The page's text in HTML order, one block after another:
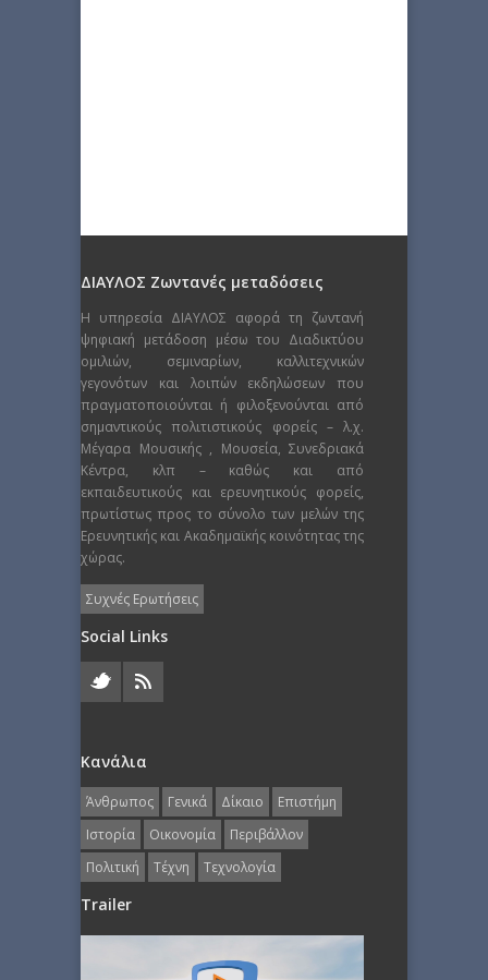
ΔΙΑΥΛΟΣ Ζωντανές μεταδόσεις
Η υπηρεσία ΔΙΑΥΛΟΣ αφορά τη ζωντανή
ψηφιακή μετάδοση μέσω του Διαδικτύου
ομιλιών, σεμιναρίων, καλλιτεχνικών
γεγονότων και λοιπών εκδηλώσεων που
πραγματοποιούνται ή φιλοξενούνται από
σημαντικούς πολιτιστικούς φορείς – λ.χ.
Μέγαρα Μουσικής , Μουσεία, Συνεδριακά
Κέντρα, κλπ – καθώς και από
εκπαιδευτικούς και ερευνητικούς φορείς,
πρωτίστως προς το σύνολο των μελών της
Ερευνητικής και Ακαδημαϊκής κοινότητας της
χώρας.
Συχνές Ερωτήσεις
Social Links
Κανάλια
Άνθρωπος Γενικά Δίκαιο
Επιστήμη
Ιστορία
Οικονομία
Περιβάλλον
Πολιτική
Τέχνη Τεχνολογία
Trailer